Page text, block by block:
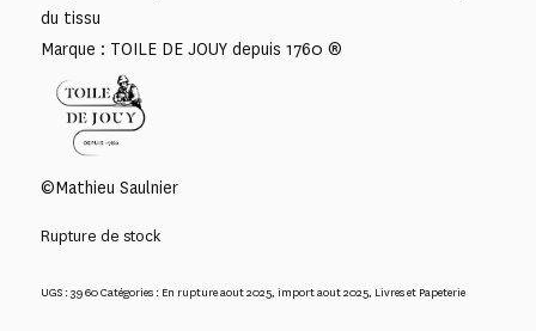
du tissu
Marque : TOILE DE JOUY depuis 1760 ®
©Mathieu Saulnier
Rupture de stock
UGS :3960Catégories : En rupture aout 2025, import aout 2025, Livres et Papeterie